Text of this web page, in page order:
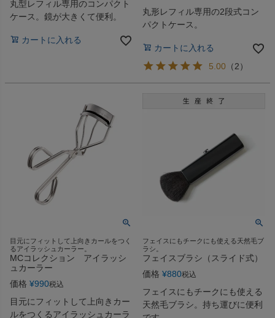
丸型レフィル専用のコンパクト
ケース。鏡が大きくて便利。
カートに入れる
丸形レフィル専用の2段式コン
パクトケース。
カートに入れる
5.00 （2）
目元にフィットして上向きカールをつく
るアイラッシュカーラー。
MCコレクション アイラッシ
ュカーラー
価格 ¥990税込
目元にフィットして上向きカー
ルをつくるアイラッシュカーラ
フェイスにもチークにも使える天然毛ブ
ラシ。
フェイスブラシ（スライド式）
価格 ¥880税込
フェイスにもチークにも使える
天然毛ブラシ。持ち運びに便利